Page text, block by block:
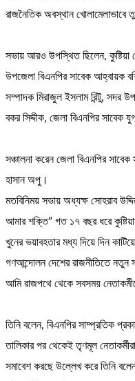
রাজনৈতিক অবস্থান খোলামেলাভাবে
সভায় আরও উপস্থিত ছিলেন, কুষ্টিয়া
উপজেলা বিএনপির সাবেক আহ্বায়ক
সম্পাদক মিরাজুল ইসলাম রিন্টু, সদর
বকর সিদ্দীক, জেলা বিএনপির সাবেক
সঞ্চালনা করেন জেলা বিএনপির
হাসান অপু।
মতবিনিময় সভায় অধ্যক্ষ সোহরাব
আমার শক্তি” গত ১৭ বছর ধরে কুষ্টিয়ায়
খুনের ভয়াবহতার মধ্য দিয়ে দিন
গণআন্দোলন দেশের রাজনীতিতে নতুন
আমি রাজপথে থেকে সবসময়
তিনি বলেন, বিএনপির সাম্প্রতিক
তালিকার পর থেকেই তৃণমূল
সমাবেশ করছে উল্লেখ করে তিনি